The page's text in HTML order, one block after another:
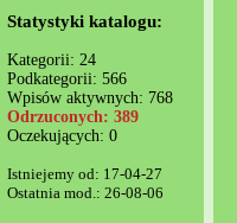
Statystyki katalogu:
Kategorii: 24
Podkategorii: 566
Wpisów aktywnych: 768
Odrzuconych: 389
Oczekujących: 0
Istniejemy od: 17-04-27
Ostatnia mod.: 26-08-06